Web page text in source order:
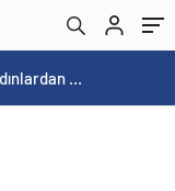
Norweç silahlı kuvvetleri kadınlardan oluşan özel kuvvetler eğitimlerini başlattı.